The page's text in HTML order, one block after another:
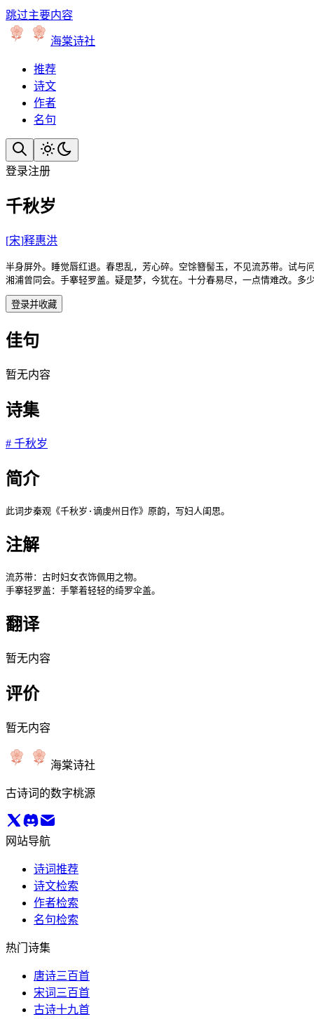
跳过主要内容
海棠诗社
推荐
诗文
作者
名句
登录注册
千秋岁
[宋]释惠洪
半身屏外。睡觉唇红退。春思乱，芳心碎。空馀簪髻玉，不见流苏带。试与
湘浦曾同会。手搴轻罗盖。疑是梦，今犹在。十分春易尽，一点情难改。多
登录并收藏
佳句
暂无内容
诗集
# 千秋岁
简介
此词步秦观《千秋岁·谪虔州日作》原韵，写妇人闺思。
注解
流苏带：古时妇女衣饰佩用之物。
手搴轻罗盖：手擎着轻轻的绮罗伞盖。
翻译
暂无内容
评价
暂无内容
海棠诗社
古诗词的数字桃源
网站导航
诗词推荐
诗文检索
作者检索
名句检索
热门诗集
唐诗三百首
宋词三百首
古诗十九首